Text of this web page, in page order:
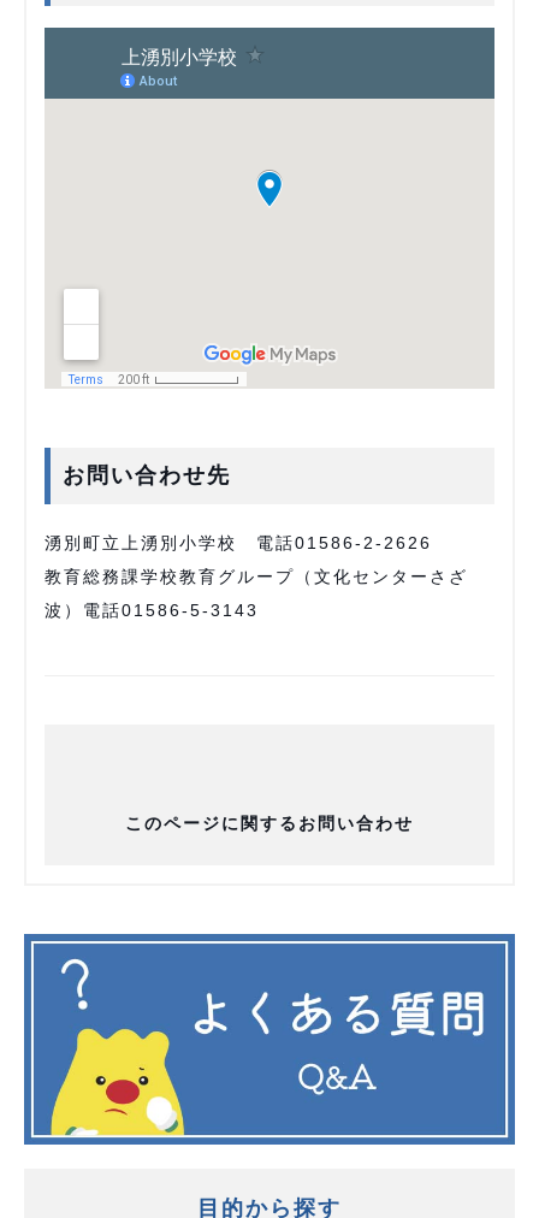
お問い合わせ先
湧別町立上湧別小学校 電話01586-2-2626
教育総務課学校教育グループ（文化センターさざ
波）電話01586-5-3143
このページに関するお問い合わせ
目的から探す